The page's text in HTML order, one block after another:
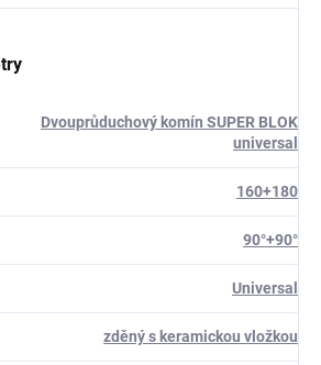
Dvouprůduchový komín SUPER BLOK
universal
160+180
90°+90°
Universal
zděný s keramickou vložkou